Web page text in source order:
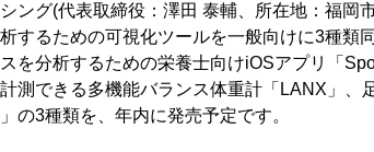
ング(代表取締役：澤田 泰輔、所在地：福岡
するための可視化ツールを一般向けに3種類
を分析するための栄養士向けiOSアプリ「
測できる多機能バランス体重計「LANX」、
の3種類を、年内に発売予定です。